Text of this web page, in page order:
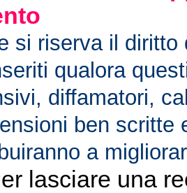
si riserva il diritto
qualora
diffamatori,
ben scritte
a
lasciare una